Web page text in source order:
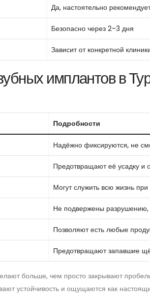
Да, настоятельно
Безопасно через 2–3 дня
Зависит от конкретной
имплантов в
Подробности
Надёжно фиксируются, не
Предотвращают её усадку и
Могут служить всю жизнь
Не подвержены разрушению,
Позволяют есть любые
Предотвращают запавшие
больше, чем просто закрывают
устойчивость и ощущаются как